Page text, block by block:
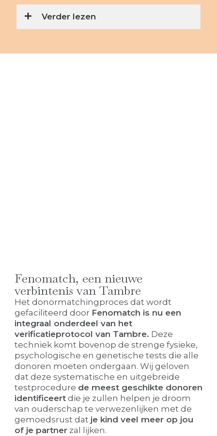
Verder lezen
Fenomatch, een nieuwe
verbintenis van Tambre
Het donormatchingproces dat wordt
gefaciliteerd door Fenomatch is nu een
integraal onderdeel van het
verificatieprotocol van Tambre. Deze
techniek komt bovenop de strenge fysieke,
psychologische en genetische tests die alle
donoren moeten ondergaan. Wij geloven
dat deze systematische en uitgebreide
testprocedure de meest geschikte donoren
identificeert die je zullen helpen je droom
van ouderschap te verwezenlijken met de
gemoedsrust dat je kind veel meer op jou
of je partner zal lijken.